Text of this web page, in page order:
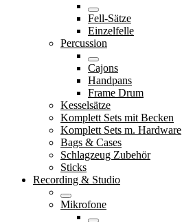
Fell-Sätze
Einzelfelle
Percussion
Cajons
Handpans
Frame Drum
Kesselsätze
Komplett Sets mit Becken
Komplett Sets m. Hardware
Bags & Cases
Schlagzeug Zubehör
Sticks
Recording & Studio
Mikrofone